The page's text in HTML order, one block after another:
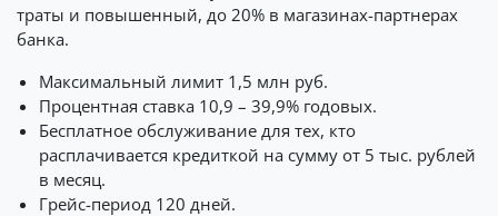
траты и повышенный, до 20% в магазинах-партнерах
банка.
Максимальный лимит 1,5 млн руб.
Процентная ставка 10,9 – 39,9% годовых.
Бесплатное обслуживание для тех, кто
расплачивается кредиткой на сумму от 5 тыс. рублей
в месяц.
Грейс-период 120 дней.